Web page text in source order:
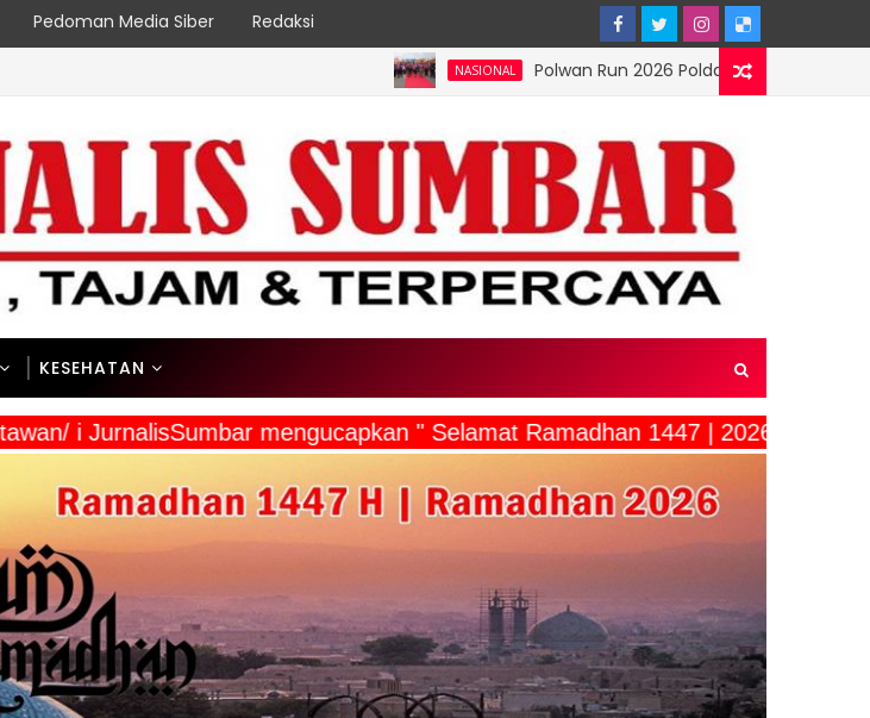
Pedoman Media Siber Redaksi
Polwan Run 2026 Polda Papua Barat Daya Meriah,
KESEHATAN
i JurnalisSumbar mengucapkan " Selamat Ramadhan 1447 | 2026"